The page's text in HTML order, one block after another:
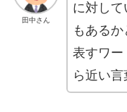
田中さん
に対して
もある
表すワー
ら近い言